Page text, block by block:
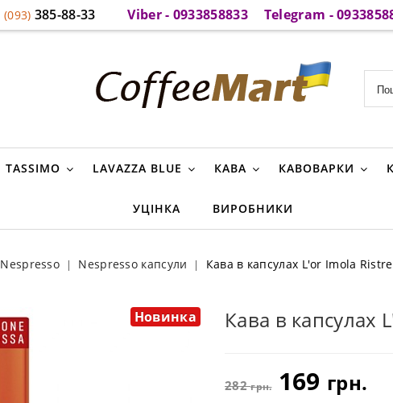
(093) 385-88-33 Viber - 0933858833 Telegram -
TASSIMO LAVAZZA BLUE КАВА КАВОВАРКИ
УЦІНКА ВИРОБНИКИ
Nespresso Nespresso капсули Кава в капсулах L'or Imola
Новинка Кава в капсулах
282грн.169 грн.